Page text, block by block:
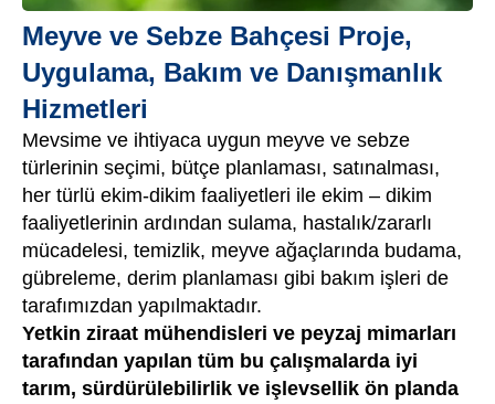
Meyve ve Sebze Bahçesi Proje,
Uygulama, Bakım ve Danışmanlık
Hizmetleri
Mevsime ve ihtiyaca uygun meyve ve sebze
türlerinin seçimi, bütçe planlaması, satınalması,
her türlü ekim-dikim faaliyetleri ile ekim – dikim
faaliyetlerinin ardından sulama, hastalık/zararlı
mücadelesi, temizlik, meyve ağaçlarında budama,
gübreleme, derim planlaması gibi bakım işleri de
tarafımızdan yapılmaktadır.
Yetkin ziraat mühendisleri ve peyzaj mimarları
tarafından yapılan tüm bu çalışmalarda iyi
tarım, sürdürülebilirlik ve işlevsellik ön planda